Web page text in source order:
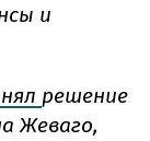
и
решение
Жеваго,